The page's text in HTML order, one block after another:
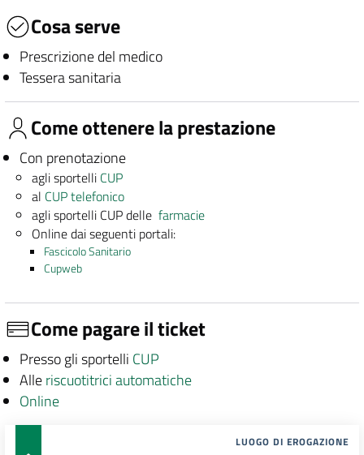
Cosa serve
Prescrizione del medico
Tessera sanitaria
Come ottenere la prestazione
Con prenotazione
agli sportelli CUP
al CUP telefonico
agli sportelli CUP dellefarmacie
Online dai seguenti portali:
Fascicolo Sanitario
Cupweb
Come pagare il ticket
Presso gli sportelli CUP
Alleriscuotitrici automatiche
Online
LUOGO DI EROGAZIONE